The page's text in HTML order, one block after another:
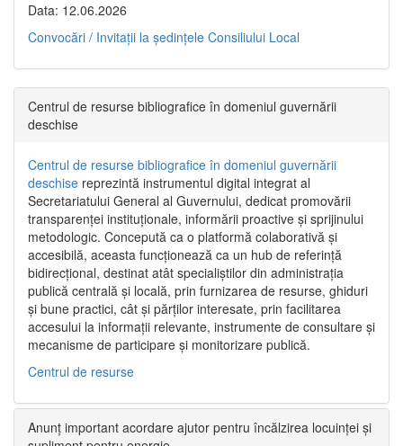
Data: 12.06.2026
Convocări / Invitaţii la şedinţele Consiliului Local
Centrul de resurse bibliografice în domeniul guvernării
deschise
Centrul de resurse bibliografice în domeniul guvernării
deschise reprezintă instrumentul digital integrat al
Secretariatului General al Guvernului, dedicat promovării
transparenței instituționale, informării proactive și sprijinului
metodologic. Concepută ca o platformă colaborativă și
accesibilă, aceasta funcționează ca un hub de referință
bidirecțional, destinat atât specialiștilor din administrația
publică centrală și locală, prin furnizarea de resurse, ghiduri
și bune practici, cât și părților interesate, prin facilitarea
accesului la informații relevante, instrumente de consultare și
mecanisme de participare și monitorizare publică.
Centrul de resurse
Anunț important acordare ajutor pentru încălzirea locuinței și